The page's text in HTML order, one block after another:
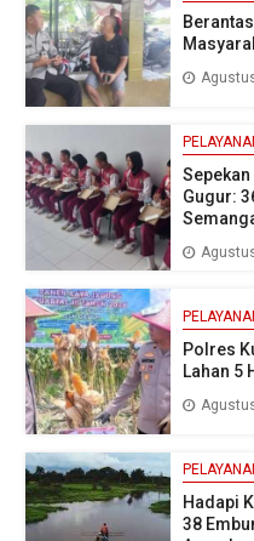
Gugur:
Polres
Lahan 5
Hadapi
38